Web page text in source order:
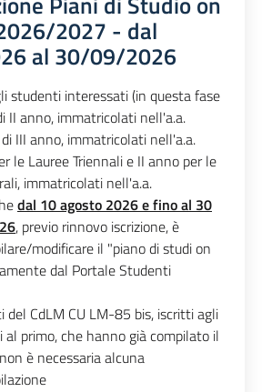
2027 - dal
al 30/09/2026
studenti interessati (in questa fase
II anno, immatricolati nell'a.a.
III anno, immatricolati nell'a.a.
le Lauree Triennali e II anno per le
immatricolati nell'a.a.
dal 10 agosto 2026 e fino al 30
, previo rinnovo iscrizione, è
modificare il "piano di studi on
dal Portale Studenti
del CdLM CU LM-85 bis, iscritti agli
al primo, che hanno già compilato il
è necessaria alcuna